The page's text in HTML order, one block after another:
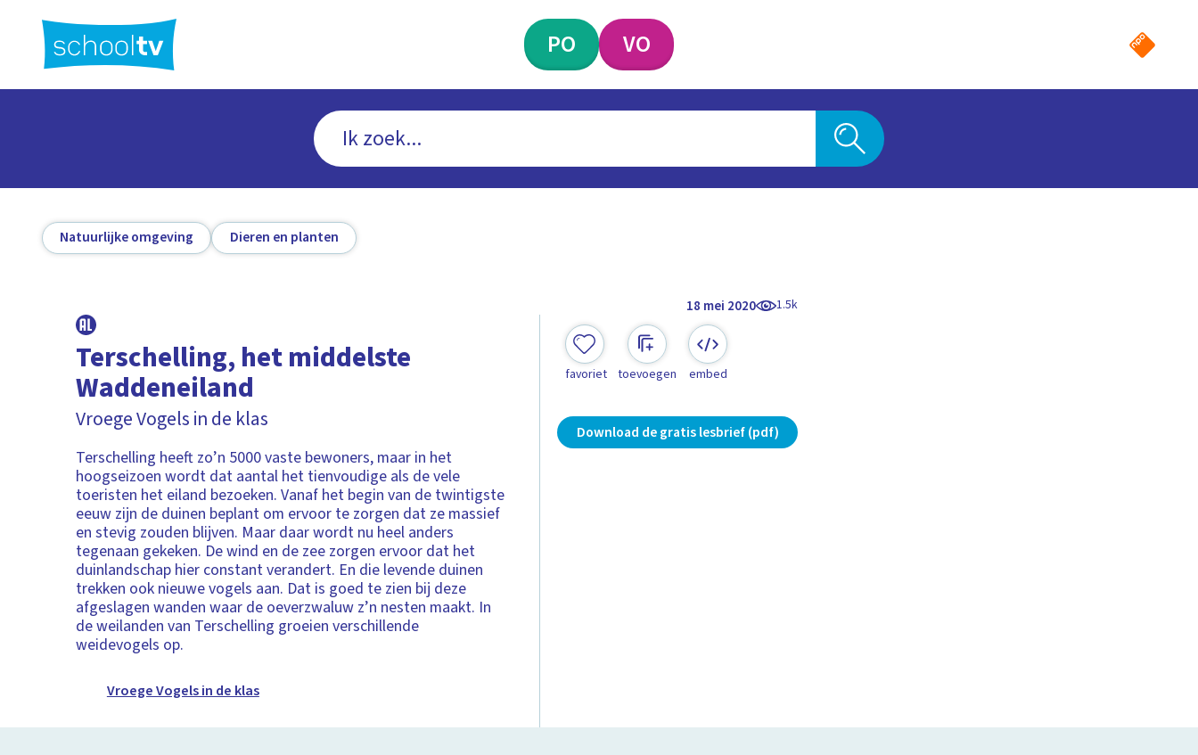
hoofdinhoud
PO VO
Natuurlijke omgeving Dieren en planten
18 mei 2020 1.5k
Terschelling, het middelste
Waddeneiland
Vroege Vogels in de klas
Terschelling heeft zo’n 5000 vaste bewoners, maar in het
hoogseizoen wordt dat aantal het tienvoudige als de vele
toeristen het eiland bezoeken. Vanaf het begin van de twintigste
eeuw zijn de duinen beplant om ervoor te zorgen dat ze massief
en stevig zouden blijven. Maar daar wordt nu heel anders
tegenaan gekeken. De wind en de zee zorgen ervoor dat het
duinlandschap hier constant verandert. En die levende duinen
trekken ook nieuwe vogels aan. Dat is goed te zien bij deze
afgeslagen wanden waar de oeverzwaluw z’n nesten maakt. In
de weilanden van Terschelling groeien verschillende
weidevogels op.
Vroege Vogels in de klas
favoriet toevoegen embed
Download de gratis lesbrief (pdf)